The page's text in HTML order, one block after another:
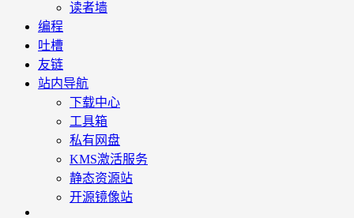
读者墙
编程
吐槽
友链
站内导航
下载中心
工具箱
私有网盘
KMS激活服务
静态资源站
开源镜像站